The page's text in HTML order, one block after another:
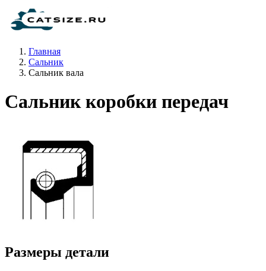
Главная
Сальник
Сальник вала
Сальник коробки передач
Размеры детали